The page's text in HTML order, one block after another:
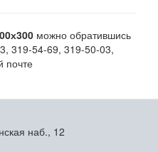
можно обратившись
319-54-69, 319-50-03,
почте
наб., 12